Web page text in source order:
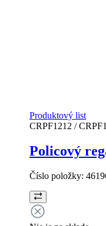
Produktový list
CRPF1212 /
Policový
Číslo položky: